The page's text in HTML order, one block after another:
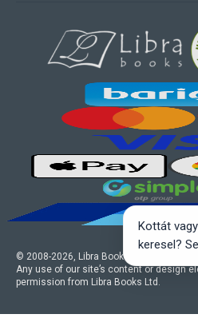
© 2008-2026 , Libra Books Ltd. All rights
Any use of our site’s content or design
permission from Libra Books Ltd.
Kottát
keresel?